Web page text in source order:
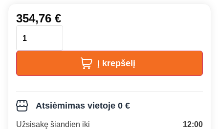
354,76 €
Į krepšelį
Atsiėmimas vietoje 0 €
Užsisakę šiandien iki
12:00